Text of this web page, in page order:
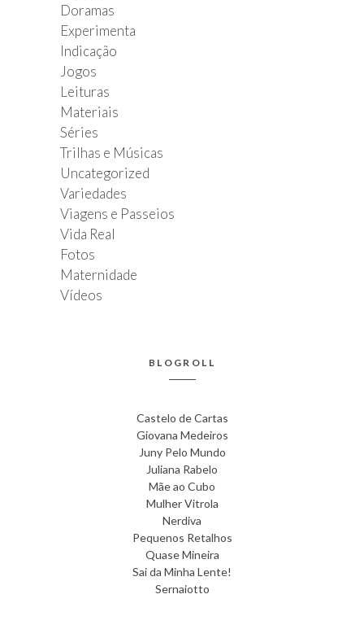
Doramas
Experimenta
Indicação
Jogos
Leituras
Materiais
Séries
Trilhas e Músicas
Uncategorized
Variedades
Viagens e Passeios
Vida Real
Fotos
Maternidade
Vídeos
BLOGROLL
Castelo de Cartas
Giovana Medeiros
Juny Pelo Mundo
Juliana Rabelo
Mãe ao Cubo
Mulher Vitrola
Nerdiva
Pequenos Retalhos
Quase Mineira
Sai da Minha Lente!
Sernaiotto